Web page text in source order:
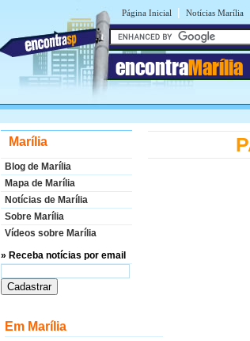
Página Inicial | Notícias Marília
encontraMarília
Marília
Blog de Marília
Mapa de Marília
Notícias de Marília
Sobre Marília
Vídeos sobre Marília
» Receba notícias por email
Em Marília